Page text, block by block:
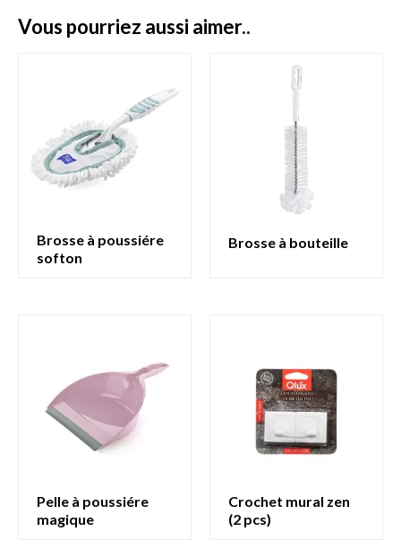
vous pourriez aussi aimer..
brosse à poussiére
softon
brosse à bouteille
pelle à poussiére
magique
crochet mural zen
(2 pcs)